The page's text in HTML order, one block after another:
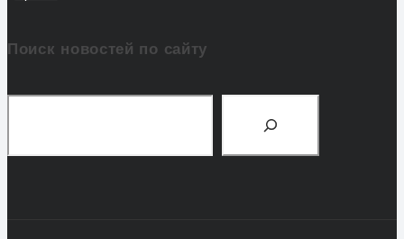
Поиск новостей по сайту